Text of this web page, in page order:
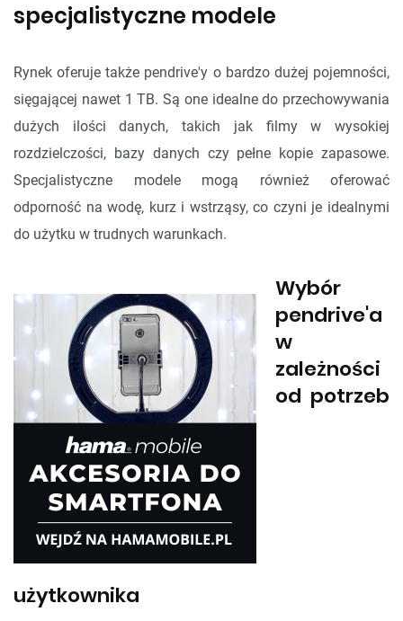
specjalistyczne modele
Rynek oferuje także pendrive'y o bardzo dużej pojemności,
sięgającej nawet 1 TB. Są one idealne do przechowywania
dużych ilości danych, takich jak filmy w wysokiej
rozdzielczości, bazy danych czy pełne kopie zapasowe.
Specjalistyczne modele mogą również oferować
odporność na wodę, kurz i wstrząsy, co czyni je idealnymi
do użytku w trudnych warunkach.
Wybór
pendrive'a
w
zależności
od potrzeb
użytkownika